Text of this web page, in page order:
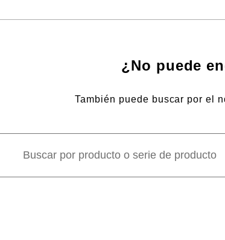
¿No puede
También puede buscar por el